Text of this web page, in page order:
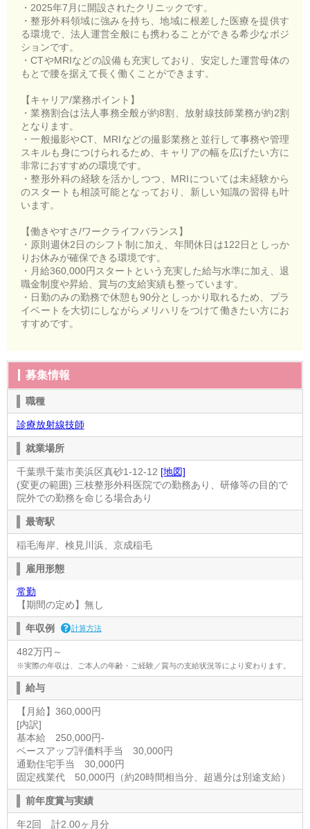
・2025年7月に開設されたクリニックです。
・整形外科領域に強みを持ち、地域に根差した医療を提供す
る環境で、法人運営全般にも携わることができる希少なポジ
ションです。
・CTやMRIなどの設備も充実しており、安定した運営母体の
もとで腰を据えて長く働くことができます。
【キャリア/業務ポイント】
・業務割合は法人事務全般が約8割、放射線技師業務が約2割
となります。
・一般撮影やCT、MRIなどの撮影業務と並行して事務や管理
スキルも身につけられるため、キャリアの幅を広げたい方に
非常におすすめの環境です。
・整形外科の経験を活かしつつ、MRIについては未経験から
のスタートも相談可能となっており、新しい知識の習得も叶
います。
【働きやすさ/ワークライフバランス】
・原則週休2日のシフト制に加え、年間休日は122日としっか
りお休みが確保できる環境です。
・月給360,000円スタートという充実した給与水準に加え、退
職金制度や昇給、賞与の支給実績も整っています。
・日勤のみの勤務で休憩も90分としっかり取れるため、プラ
イベートを大切にしながらメリハリをつけて働きたい方にお
すすめです。
募集情報
職種
診療放射線技師
就業場所
千葉県千葉市美浜区真砂1-12-12 [地図]
(変更の範囲) 三枝整形外科医院での勤務あり、研修等の目的で
院外での勤務を命じる場合あり
最寄駅
稲毛海岸、検見川浜、京成稲毛
雇用形態
常勤
【期間の定め】無し
年収例 計算方法
482万円～
※実際の年収は、ご本人の年齢・ご経験／賞与の支給状況等により変わります。
給与
【月給】360,000円
[内訳]
基本給 250,000円-
ベースアップ評価料手当 30,000円
通勤住宅手当 30,000円
固定残業代 50,000円（約20時間相当分、超過分は別途支給）
前年度賞与実績
年2回 計2.00ヶ月分